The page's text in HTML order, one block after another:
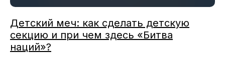
Детский меч: как сделать детскую
секцию и при чем здесь «Битва
наций»?